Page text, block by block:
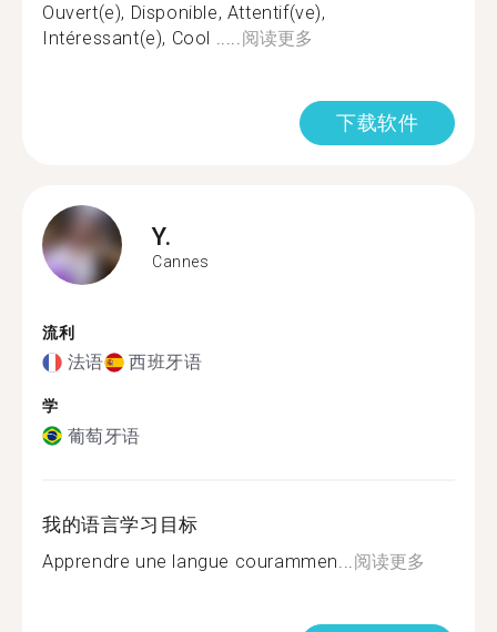
Ouvert(e), Disponible, Attentif(ve),
Intéressant(e), Cool ..... 阅读更多
下载软件
Y.
Cannes
流利
法语 西班牙语
学
葡萄牙语
我的语言学习目标
Apprendre une langue courammen... 阅读更多